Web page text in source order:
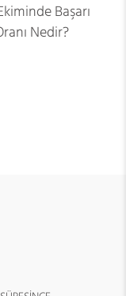
Başarı
Nedir?